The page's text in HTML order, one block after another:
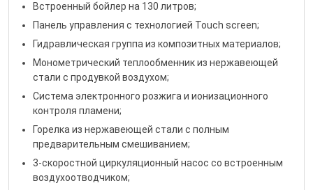
Встроенный бойлер на 130 литров;
Панель управления с технологией Touch screen;
Гидравлическая группа из композитных материалов;
Монометрический теплообменник из нержавеющей
стали с продувкой воздухом;
Система электронного розжига и ионизационного
контроля пламени;
Горелка из нержавеющей стали с полным
предварительным смешиванием;
3-скоростной циркуляционный насос со встроенным
воздухоотводчиком;